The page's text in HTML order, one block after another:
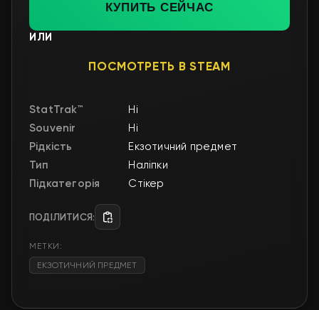
КУПИТЬ СЕЙЧАС
ИЛИ
ПОСМОТРЕТЬ В STEAM
StatTrak™
Ні
Souvenir
Ні
Рідкість
Екзотичний предмет
Тип
Наліпки
Підкатегорія
Стікер
ПОДІЛИТИСЯ:
МЕТКИ:
ЕКЗОТИЧНИЙ ПРЕДМЕТ